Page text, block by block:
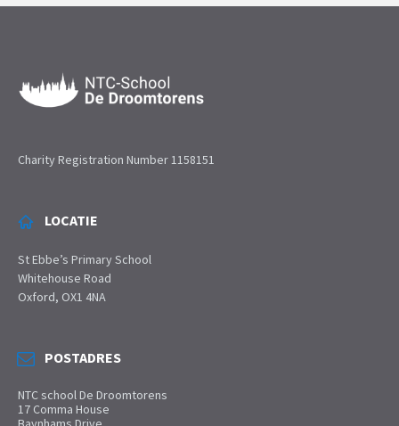
Charity Registration Number 1158151
LOCATIE
St Ebbe’s Primary School
Whitehouse Road
Oxford, OX1 4NA
POSTADRES
NTC school De Droomtorens
17 Comma House